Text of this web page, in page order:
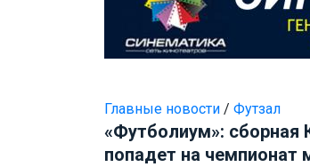
Главные новости / Футзал
«Футболиум»: сборная
попадет на чемпионат